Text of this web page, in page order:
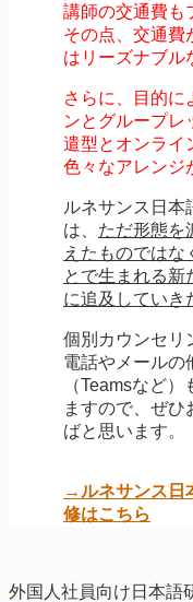
講師の交通費も
その点、交通費
はリーズナブル
さらに、目的に
ンとグループレ
遣型とオンライ
色々なアレンジ
ルネサンス日本
は、 ただ形態を
えたものではな
とで生まれる新
に追及していき
個別カウンセリ
電話やメールの
（Teamsなど
ますので、ぜ
ばと思います。
→ルネサンス日
修はこちら
外国人社員向け日本語